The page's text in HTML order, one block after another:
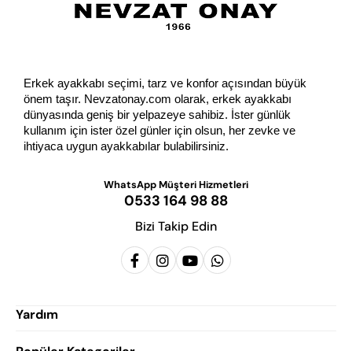
Erkek ayakkabı seçimi, tarz ve konfor açısından büyük
önem taşır. Nevzatonay.com olarak, erkek ayakkabı
dünyasında geniş bir yelpazeye sahibiz. İster günlük
kullanım için ister özel günler için olsun, her zevke ve
ihtiyaca uygun ayakkabılar bulabilirsiniz.
WhatsApp Müşteri Hizmetleri
0533 164 98 88
Bizi Takip Edin
Yardım